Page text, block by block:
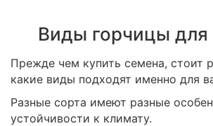
Виды горчицы для
Прежде чем купить семена, стоит
какие виды подходят именно для
Разные сорта имеют разные
устойчивости к климату.